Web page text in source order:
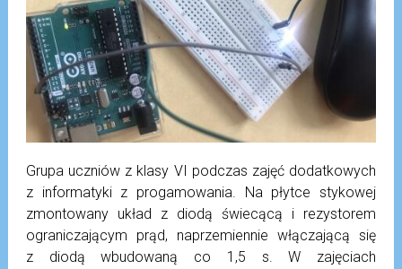
Grupa uczniów z klasy VI podczas zajęć dodatkowych
z informatyki z progamowania. Na płytce stykowej
zmontowany układ z diodą świecącą i rezystorem
ograniczającym prąd, naprzemiennie włączającą się
z diodą wbudowaną co 1,5 s. W zajęciach